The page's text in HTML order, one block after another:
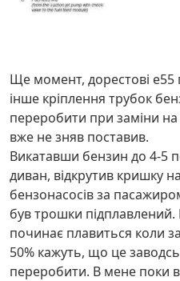
Ще момент, дорестові
інше кріплення трубок
переробити при заміни
вже не зняв поставив.
Викатавши бензин до 4-5
диван, відкрутив кришку
бензонасосів за
був трошки
починає плавиться коли
50% кажуть, що це
переробити. В мене поки